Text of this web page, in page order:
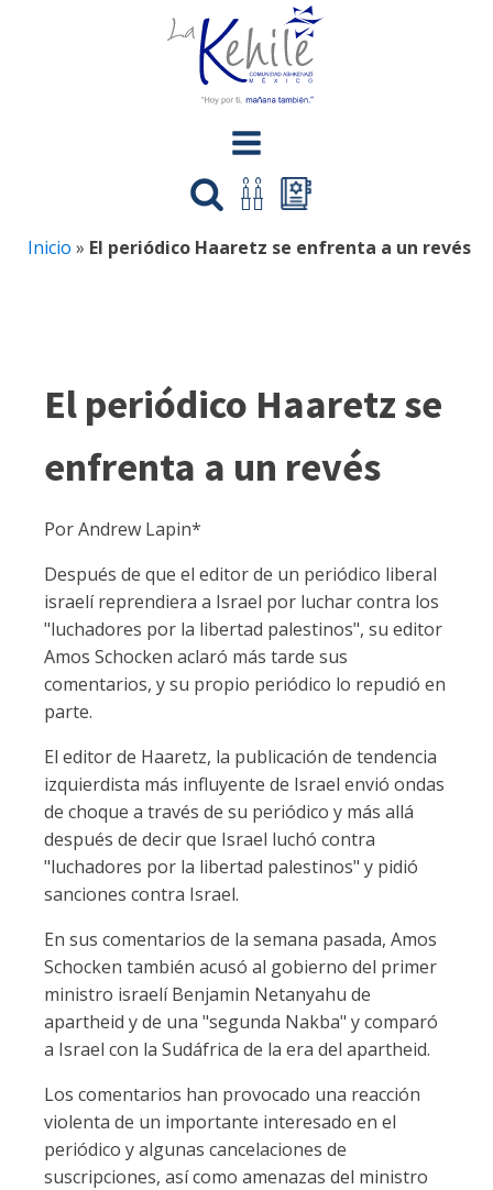
Inicio » El periódico Haaretz se enfrenta a un revés
El periódico Haaretz se
enfrenta a un revés
Por Andrew Lapin*
Después de que el editor de un periódico liberal
israelí reprendiera a Israel por luchar contra los
"luchadores por la libertad palestinos", su editor
Amos Schocken aclaró más tarde sus
comentarios, y su propio periódico lo repudió en
parte.
El editor de Haaretz, la publicación de tendencia
izquierdista más influyente de Israel envió ondas
de choque a través de su periódico y más allá
después de decir que Israel luchó contra
"luchadores por la libertad palestinos" y pidió
sanciones contra Israel.
En sus comentarios de la semana pasada, Amos
Schocken también acusó al gobierno del primer
ministro israelí Benjamin Netanyahu de
apartheid y de una "segunda Nakba" y comparó
a Israel con la Sudáfrica de la era del apartheid.
Los comentarios han provocado una reacción
violenta de un importante interesado en el
periódico y algunas cancelaciones de
suscripciones, así como amenazas del ministro